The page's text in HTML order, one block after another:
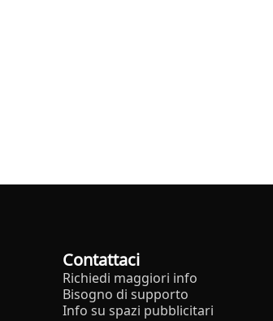
Contattaci
Richiedi maggiori info
Bisogno di supporto
Info su spazi pubblicitari